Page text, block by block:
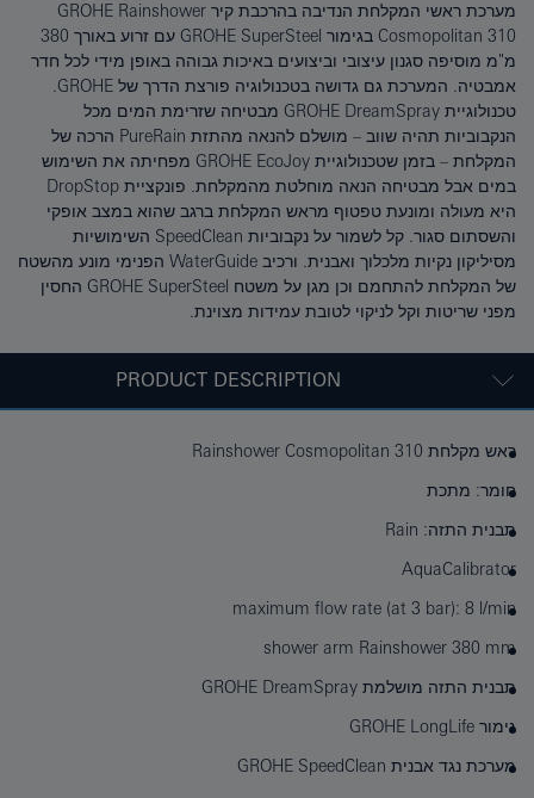
מערכת ראשי המקלחת הנדיבה בהרכבת קיר GROHE Rainshower
Cosmopolitan 310 בגימור GROHE SuperSteel עם זרוע באורך 380
מ"מ מוסיפה סגנון עיצובי וביצועים באיכות גבוהה באופן מידי לכל חדר
טכנולוגיית GROHE DreamSpray מבטיחה שזרימת המים מכל
הנקבוביות תהיה שווב – מושלם להנאה מהתזת PureRain הרכה של
המקלחת – בזמן שטכנולוגיית GROHE EcoJoy מפחיתה את השימוש
במים אבל מבטיחה הנאה מוחלטת מהמקלחת. פונקציית DropStop
היא מעולה ומונעת טפטוף מראש המקלחת ברגב שהוא במצב אופקי
והשסתום סגור. קל לשמור על נקבוביות SpeedClean השימושיות
מסיליקון נקיות מלכלוך ואבנית. ורכיב WaterGuide הפנימי מונע מהשטח
של המקלחת להתחמם וכן מגן על משטח GROHE SuperSteel החסין
מפני שריטות וקל לניקוי לטובת עמידות מצוינת.
PRODUCT DESCRIPTION
ראש מקלחת Rainshower Cosmopolitan 310
חומר: מתכת
תבנית התזה: Rain
AquaCalibrator
maximum flow rate (at 3 bar): 8 l/min
shower arm Rainshower 380 mm
תבנית התזה מושלמת GROHE DreamSpray
גימור GROHE LongLife
מערכת נגד אבנית GROHE SpeedClean